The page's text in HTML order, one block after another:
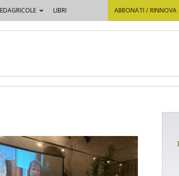
EDAGRICOLE LIBRI ABBONATI / RINNOVA